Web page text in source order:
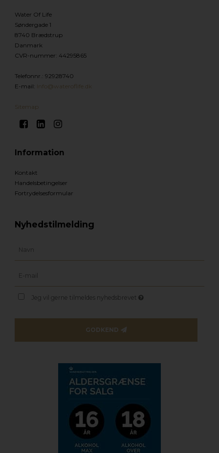
Water Of Life
Søndergade 1
8740 Brædstrup
Danmark
CVR-nummer: 44295865
Telefonnr.: 92928740
E-mail: Info@wateroflife.dk
Sitemap
Information
Kontakt
Handelsbetingelser
Fortrydelsesformular
Nyhedstilmelding
Jeg vil gerne tilmeldes nyhedsbrevet
GODKEND